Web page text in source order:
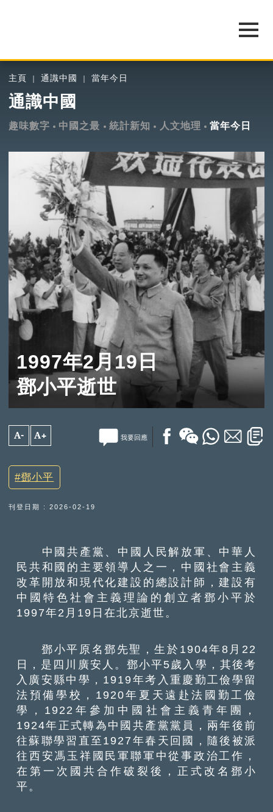
主頁 通識中國 當年今日
通識中國
趣味數字 中國之最 統計新知 人文地理 當年今日
1997年2月19日
鄧小平逝世
A- A+ 我要回應
鄧小平
刊登日期 : 2026-02-19
中國共產黨、中國人民解放軍、中華人
民共和國的主要領導人之一，中國社會主義
改革開放和現代化建設的總設計師，建設有
中國特色社會主義理論的創立者鄧小平於
1997年2月19日在北京逝世。
鄧小平原名鄧先聖，生於1904年8月22
日，是四川廣安人。鄧小平5歲入學，其後考
入廣安縣中學，1919年考入重慶勤工儉學留
法預備學校，1920年夏天遠赴法國勤工儉
學，1922年參加中國社會主義青年團，
1924年正式轉為中國共產黨黨員，兩年後前
往蘇聯學習直至1927年春天回國，隨後被派
往西安馮玉祥國民軍聯軍中從事政治工作，
在第一次國共合作破裂後，正式改名鄧小
平。